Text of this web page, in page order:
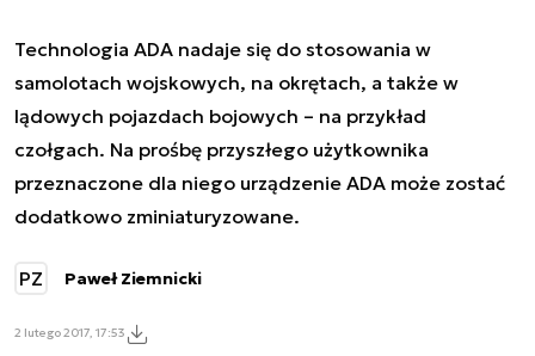
Technologia ADA nadaje się do stosowania w
samolotach wojskowych, na okrętach, a także w
lądowych pojazdach bojowych – na przykład
czołgach. Na prośbę przyszłego użytkownika
przeznaczone dla niego urządzenie ADA może zostać
dodatkowo zminiaturyzowane.
PZ Paweł Ziemnicki
2 lutego 2017, 17:53